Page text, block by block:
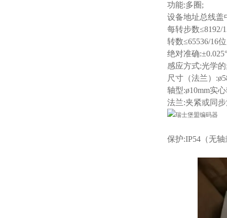
功能:多圈;
设备地址总线盖
每转步数≤8192/
转数≤65536/16
绝对准确
感应方式:光学
尺寸（法兰）
轴型:ø10mm实
法兰:夹紧或同
保护:IP54（无